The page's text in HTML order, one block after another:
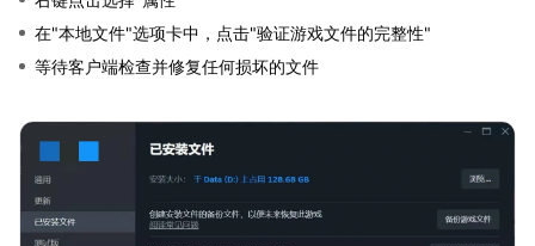
在"本地文件"选项卡中，点击"验证游戏文件的完整性"
等待客户端检查并修复任何损坏的文件